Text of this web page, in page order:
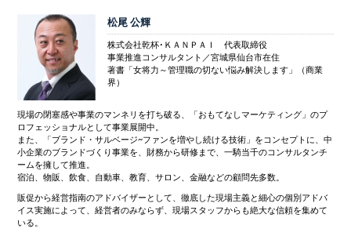
松尾 公輝
株式会社乾杯･ＫＡＮＰＡＩ 代表取締役
事業推進コンサルタント／宮城県仙台市在住
著書「女将力～管理職の切ない悩み解決します」（商業
界）
現場の閉塞感や事業のマンネリを打ち破る、「おもてなしマーケティング」のプ
ロフェッショナルとして事業展開中。
また、「ブランド・サルベージ~ファンを増やし続ける技術」をコンセプトに、中
小企業のブランドづくり事業を、財務から研修まで、一騎当千のコンサルタンチ
ームを擁して推進。
宿泊、物販、飲食、自動車、教育、サロン、金融などの顧問先多数。
販促から経営指南のアドバイザーとして、徹底した現場主義と細心の個別アドバ
イス実施によって、経営者のみならず、現場スタッフからも絶大な信頼を集めて
いる。